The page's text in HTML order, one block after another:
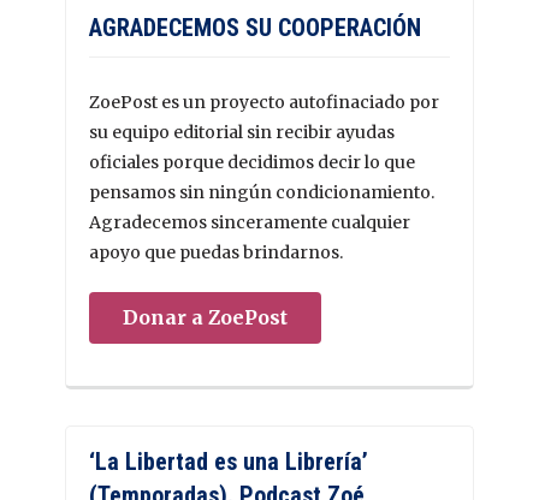
AGRADECEMOS SU COOPERACIÓN
ZoePost es un proyecto autofinaciado por
su equipo editorial sin recibir ayudas
oficiales porque decidimos decir lo que
pensamos sin ningún condicionamiento.
Agradecemos sinceramente cualquier
apoyo que puedas brindarnos.
Donar a ZoePost
‘La Libertad es una Librería’